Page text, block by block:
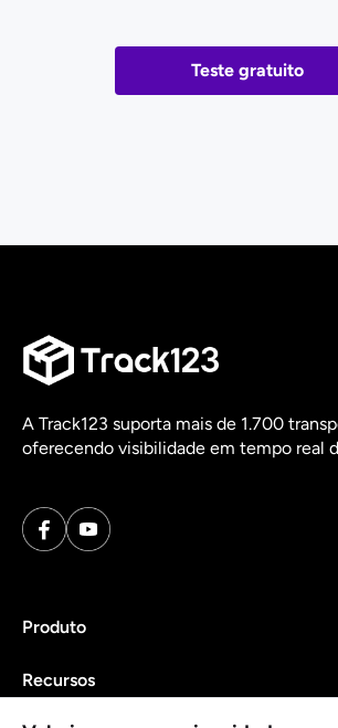
Teste gratuito
A Track123 suporta mais de 1.700
oferecendo visibilidade em tempo real
Produto
Recursos